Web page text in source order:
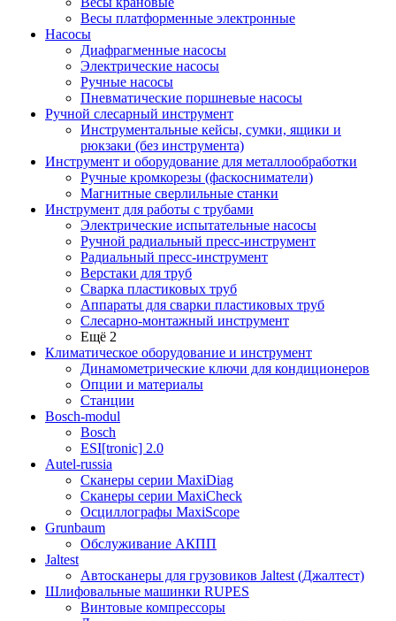
Весы платформенные электронные
Насосы
Диафрагменные насосы
Электрические насосы
Ручные насосы
Пневматические поршневые насосы
Ручной слесарный инструмент
Инструментальные кейсы, сумки, ящики и
рюкзаки (без инструмента)
Инструмент и оборудование для металлообработки
Ручные кромкорезы (фаскосниматели)
Магнитные сверлильные станки
Инструмент для работы с трубами
Электрические испытательные насосы
Ручной радиальный пресс-инструмент
Радиальный пресс-инструмент
Верстаки для труб
Сварка пластиковых труб
Аппараты для сварки пластиковых труб
Слесарно-монтажный инструмент
Ещё 2
Климатическое оборудование и инструмент
Динамометрические ключи для кондиционеров
Опции и материалы
Станции
Bosch-modul
Bosch
ESI[tronic] 2.0
Autel-russia
Сканеры серии MaxiDiag
Сканеры серии MaxiCheck
Осциллографы MaxiScope
Grunbaum
Обслуживание АКПП
Jaltest
Автосканеры для грузовиков Jaltest (Джалтест)
Шлифовальные машинки RUPES
Винтовые компрессоры